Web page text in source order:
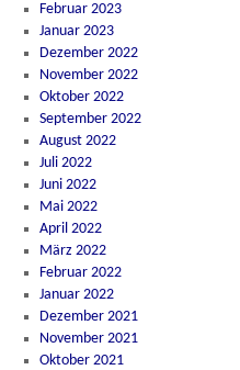
Februar 2023
Januar 2023
Dezember 2022
November 2022
Oktober 2022
September 2022
August 2022
Juli 2022
Juni 2022
Mai 2022
April 2022
März 2022
Februar 2022
Januar 2022
Dezember 2021
November 2021
Oktober 2021